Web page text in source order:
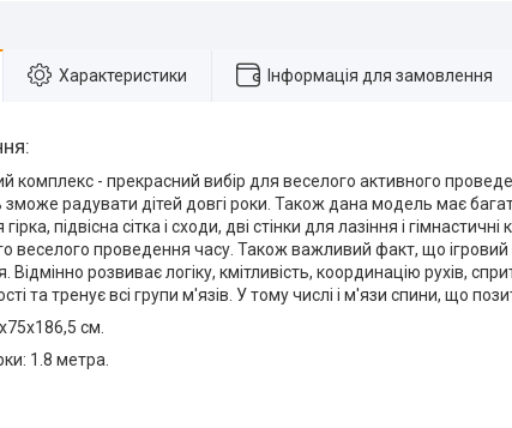
Характеристики Інформація для замовлення
комплекс - прекрасний вибір для веселого активного
зможе радувати дітей довгі роки. Також дана модель має
гірка, підвісна сітка і сходи, дві стінки для лазіння і
веселого проведення часу. Також важливий факт, що ігровий
Відмінно розвиває логіку, кмітливість, координацію рухів,
та тренує всі групи м'язів. У тому числі і м'язи спини, що
см.
1.8 метра.